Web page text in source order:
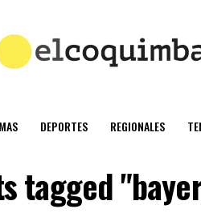
DEPORTES REGIONALES
tagged